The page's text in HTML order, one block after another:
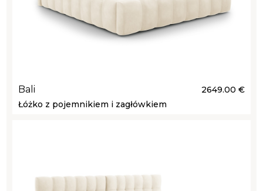
Bali
2649.00 €
Łóżko z pojemnikiem i zagłówkiem